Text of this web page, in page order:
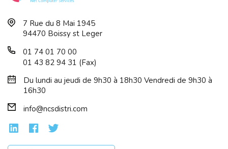
7 Rue du 8 Mai 1945
94470 Boissy st Leger
01 74 01 70 00
01 43 82 94 31 (Fax)
Du lundi au jeudi de 9h30 à 18h30 Vendredi de 9h30 à
16h30
info@ncsdistri.com